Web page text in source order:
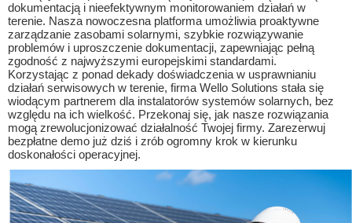
dokumentacją i nieefektywnym monitorowaniem działań w
terenie. Nasza nowoczesna platforma umożliwia proaktywne
zarządzanie zasobami solarnymi, szybkie rozwiązywanie
problemów i uproszczenie dokumentacji, zapewniając pełną
zgodność z najwyższymi europejskimi standardami.
Korzystając z ponad dekady doświadczenia w usprawnianiu
działań serwisowych w terenie, firma Wello Solutions stała się
wiodącym partnerem dla instalatorów systemów solarnych, bez
względu na ich wielkość. Przekonaj się, jak nasze rozwiązania
mogą zrewolucjonizować działalność Twojej firmy. Zarezerwuj
bezpłatne demo już dziś i zrób ogromny krok w kierunku
doskonałości operacyjnej.